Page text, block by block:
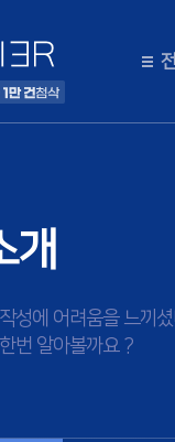
개
성에 어려움을 느끼
번 알아볼까요 ?